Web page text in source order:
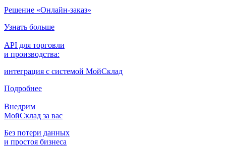
Решение «Онлайн-заказ»
Узнать больше
API для торговли
и производства:
интеграция с системой МойСклад
Подробнее
Внедрим
МойСклад за вас
Без потери данных
и простоя бизнеса